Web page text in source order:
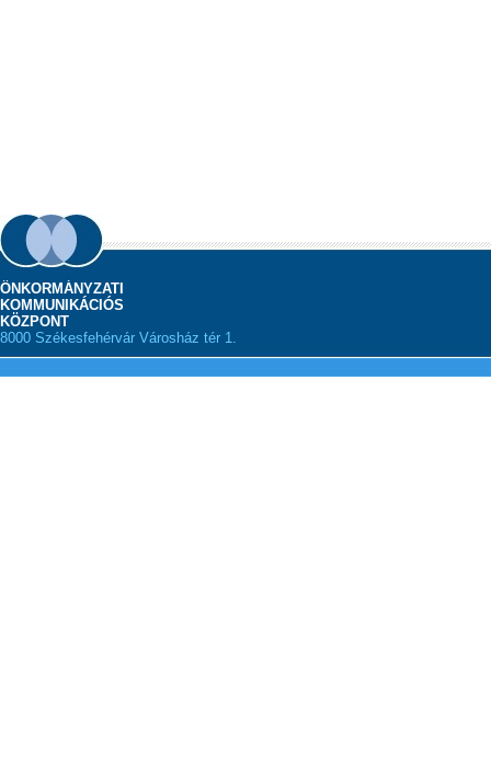
ÖNKORMÁNYZATI
KOMMUNIKÁCIÓS
KÖZPONT
8000 Székesfehérvár Városház tér 1.